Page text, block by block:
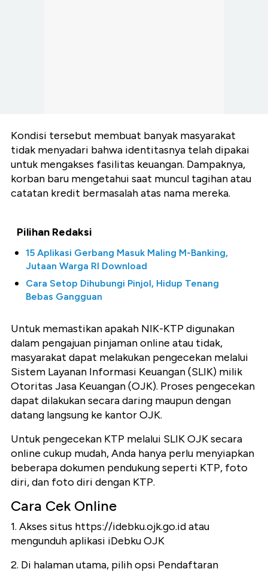
Kondisi tersebut membuat banyak masyarakat
tidak menyadari bahwa identitasnya telah dipakai
untuk mengakses fasilitas keuangan. Dampaknya,
korban baru mengetahui saat muncul tagihan atau
catatan kredit bermasalah atas nama mereka.
Pilihan Redaksi
15 Aplikasi Gerbang Masuk Maling M-Banking,
Jutaan Warga RI Download
Cara Setop Dihubungi Pinjol, Hidup Tenang
Bebas Gangguan
Untuk memastikan apakah NIK-KTP digunakan
dalam pengajuan pinjaman online atau tidak,
masyarakat dapat melakukan pengecekan melalui
Sistem Layanan Informasi Keuangan (SLIK) milik
Otoritas Jasa Keuangan (OJK). Proses pengecekan
dapat dilakukan secara daring maupun dengan
datang langsung ke kantor OJK.
Untuk pengecekan KTP melalui SLIK OJK secara
online cukup mudah, Anda hanya perlu menyiapkan
beberapa dokumen pendukung seperti KTP, foto
diri, dan foto diri dengan KTP.
Cara Cek Online
1. Akses situs https://idebku.ojk.go.id atau
mengunduh aplikasi iDebku OJK
2. Di halaman utama, pilih opsi Pendaftaran